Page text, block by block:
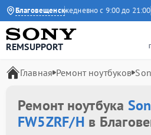
Благовещенск
Яндекс Ежедневно с 9:00 до 21:00
REMSUPPORT
Главная Ремонт ноутбуков
Ремонт ноутбука
FW5ZRF/H в